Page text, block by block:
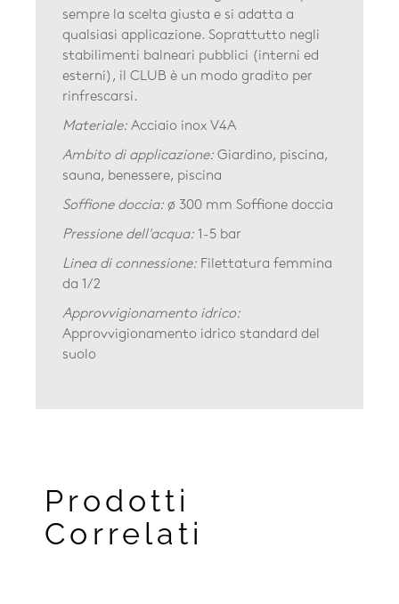
sempre la scelta giusta e si adatta a
qualsiasi applicazione. Soprattutto negli
stabilimenti balneari pubblici (interni ed
esterni), il CLUB è un modo gradito per
rinfrescarsi.
Materiale: Acciaio inox V4A
Ambito di applicazione: Giardino, piscina,
sauna, benessere, piscina
Soffione doccia: ø 300 mm Soffione doccia
Pressione dell'acqua: 1-5 bar
Linea di connessione: Filettatura femmina
da 1/2
Approvvigionamento idrico:
Approvvigionamento idrico standard del
suolo
Prodotti
Correlati